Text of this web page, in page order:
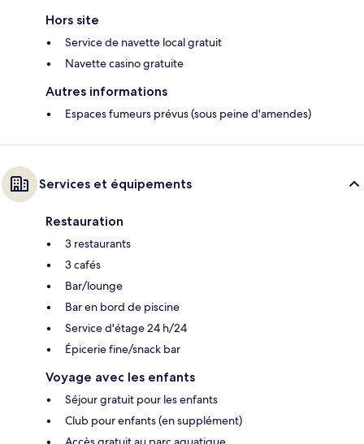
Hors site
Service de navette local gratuit
Navette casino gratuite
Autres informations
Espaces fumeurs prévus (sous peine d'amendes)
Services et équipements
Restauration
3 restaurants
3 cafés
Bar/lounge
Bar en bord de piscine
Service d'étage 24 h/24
Épicerie fine/snack bar
Voyage avec les enfants
Séjour gratuit pour les enfants
Club pour enfants (en supplément)